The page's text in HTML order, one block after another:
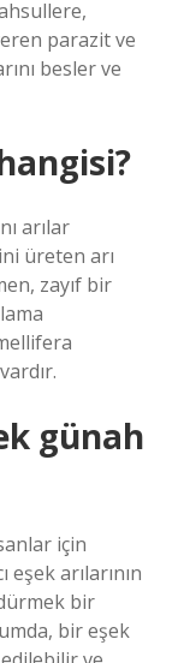
parazit ve
besler ve
arılar
üreten arı
zayıf bir
günah
için
arılarının
bir
bir eşek